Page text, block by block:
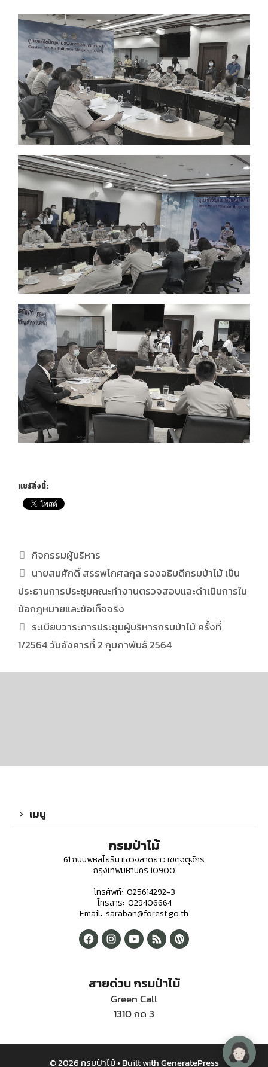
แชร์สิ่งนี้:
กิจกรรมผู้บริหาร
นายสมศักดิ์ สรรพโกศลกุล รองอธิบดีกรมป่าไม้ เป็น
ประธานการประชุมคณะทำงานตรวจสอบและดำเนินการใน
ข้อกฎหมายและข้อเท็จจริง
ระเบียบวาระการประชุมผู้บริหารกรมป่าไม้ ครั้งที่
1/2564 วันอังคารที่ 2 กุมภาพันธ์ 2564
เมนู
กรมป่าไม้
61 ถนนพหลโยธิน แขวงลาดยาว เขตจตุจักร
กรุงเทพมหานคร 10900
โทรศัพท์: 025614292-3
โทรสาร: 029406664
Email: saraban@forest.go.th
สายด่วน กรมป่าไม้
Green Call
1310 กด 3
© 2026 กรมป่าไม้• Built withGeneratePress